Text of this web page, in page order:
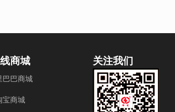
商城
巴巴商城
宝商城
关注我们